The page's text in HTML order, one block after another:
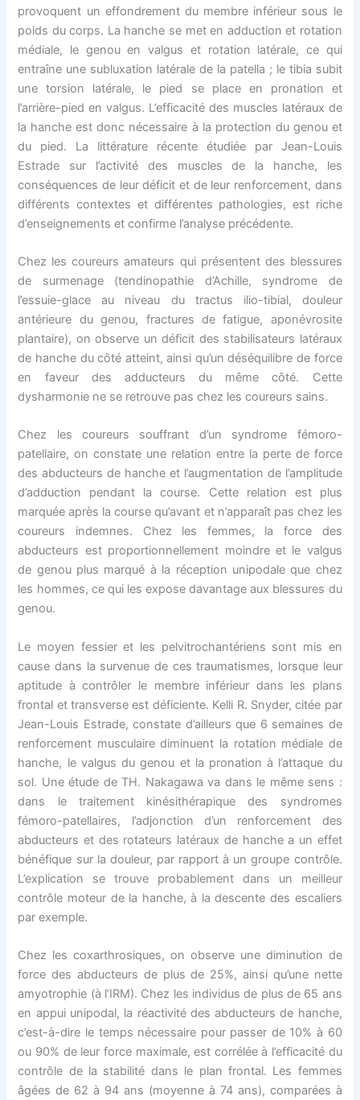
provoquent un effondrement du membre inférieur sous le
poids du corps. La hanche se met en adduction et rotation
médiale, le genou en valgus et rotation latérale, ce qui
entraîne une subluxation latérale de la patella ; le tibia subit
une torsion latérale, le pied se place en pronation et
l’arrière-pied en valgus. L’efficacité des muscles latéraux de
la hanche est donc nécessaire à la protection du genou et
du pied. La littérature récente étudiée par Jean-Louis
Estrade sur l’activité des muscles de la hanche, les
conséquences de leur déficit et de leur renforcement, dans
différents contextes et différentes pathologies, est riche
d’enseignements et confirme l’analyse précédente.
Chez les coureurs amateurs qui présentent des blessures
de surmenage (tendinopathie d’Achille, syndrome de
l’essuie-glace au niveau du tractus ilio-tibial, douleur
antérieure du genou, fractures de fatigue, aponévrosite
plantaire), on observe un déficit des stabilisateurs latéraux
de hanche du côté atteint, ainsi qu’un déséquilibre de force
en faveur des adducteurs du même côté. Cette
dysharmonie ne se retrouve pas chez les coureurs sains.
Chez les coureurs souffrant d’un syndrome fémoro-
patellaire, on constate une relation entre la perte de force
des abducteurs de hanche et l’augmentation de l’amplitude
d’adduction pendant la course. Cette relation est plus
marquée après la course qu’avant et n’apparaît pas chez les
coureurs indemnes. Chez les femmes, la force des
abducteurs est proportionnellement moindre et le valgus
de genou plus marqué à la réception unipodale que chez
les hommes, ce qui les expose davantage aux blessures du
genou.
Le moyen fessier et les pelvitrochantériens sont mis en
cause dans la survenue de ces traumatismes, lorsque leur
aptitude à contrôler le membre inférieur dans les plans
frontal et transverse est déficiente. Kelli R. Snyder, citée par
Jean-Louis Estrade, constate d’ailleurs que 6 semaines de
renforcement musculaire diminuent la rotation médiale de
hanche, le valgus du genou et la pronation à l’attaque du
sol. Une étude de TH. Nakagawa va dans le même sens :
dans le traitement kinésithérapique des syndromes
fémoro-patellaires, l’adjonction d’un renforcement des
abducteurs et des rotateurs latéraux de hanche a un effet
bénéfique sur la douleur, par rapport à un groupe contrôle.
L’explication se trouve probablement dans un meilleur
contrôle moteur de la hanche, à la descente des escaliers
par exemple.
Chez les coxarthrosiques, on observe une diminution de
force des abducteurs de plus de 25%, ainsi qu’une nette
amyotrophie (à l’IRM). Chez les individus de plus de 65 ans
en appui unipodal, la réactivité des abducteurs de hanche,
c’est-à-dire le temps nécessaire pour passer de 10% à 60
ou 90% de leur force maximale, est corrélée à l’efficacité du
contrôle de la stabilité dans le plan frontal. Les femmes
âgées de 62 à 94 ans (moyenne à 74 ans), comparées à